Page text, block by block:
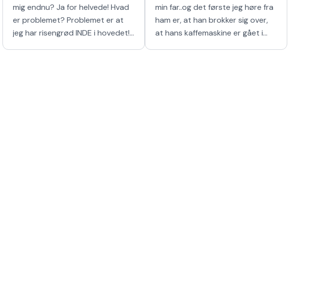
mig endnu? Ja for helvede! Hvad
er problemet? Problemet er at
jeg har risengrød INDE i hovedet!
min far..og det første jeg høre fra
ham er, at han brokker sig over,
at hans kaffemaskine er gået i